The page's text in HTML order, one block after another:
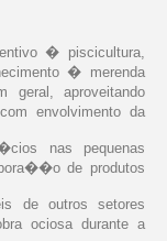
� piscicultura,
� merenda
aproveitando
envolvimento da
nas pequenas
de produtos
de outros setores
ociosa durante a